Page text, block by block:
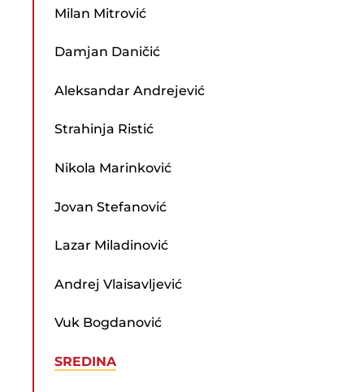
Milan Mitrović
Damjan Daničić
Aleksandar Andrejević
Strahinja Ristić
Nikola Marinković
Jovan Stefanović
Lazar Miladinović
Andrej Vlaisavljević
Vuk Bogdanović
SREDINA